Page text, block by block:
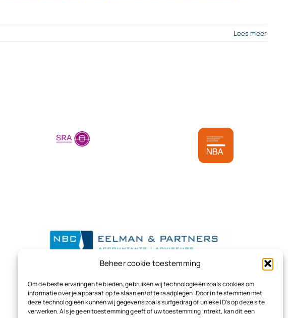
Beheer cookie toestemming
Om de beste ervaringen te bieden, gebruiken wij technologieën zoals cookies om
informatie over je apparaat op te slaan en/of te raadplegen. Door in te stemmen met
deze technologieën kunnen wij gegevens zoals surfgedrag of unieke ID's op deze site
verwerken. Als je geen toestemming geeft of uw toestemming intrekt, kan dit een
Lees meer